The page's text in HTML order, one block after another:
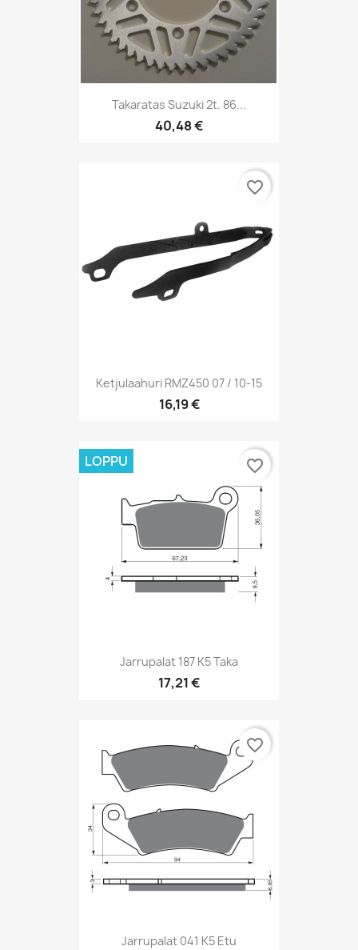
Takaratas Suzuki 2t. 86...
40,48 €
Ketjulaahuri RMZ450 07 / 10-15
16,19 €
favorite_border
Jarrupalat 187 K5 Taka
17,21 €
LOPPU favorite_border
Jarrupalat 041 K5 Etu
favorite_border